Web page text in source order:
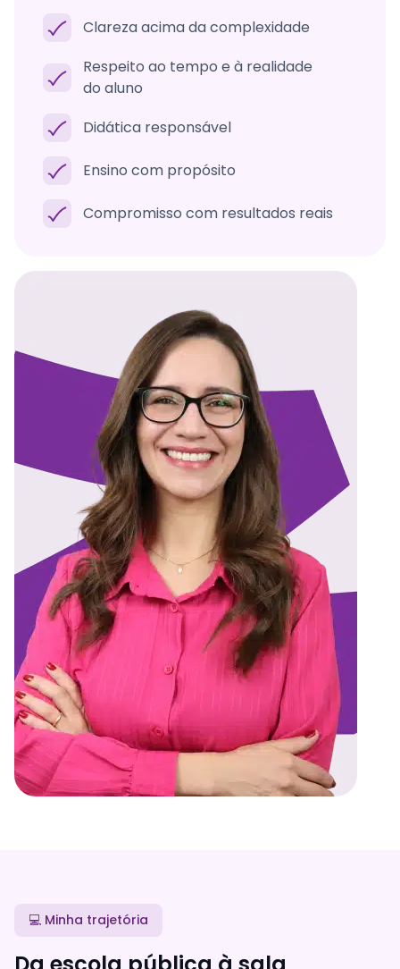
Clareza acima da complexidade
Respeito ao tempo e à realidade
do aluno
Didática responsável
Ensino com propósito
Compromisso com resultados reais
💻 Minha trajetória